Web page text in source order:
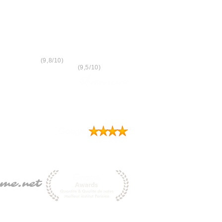
(9,8/10)
(9,5/10)
masculine